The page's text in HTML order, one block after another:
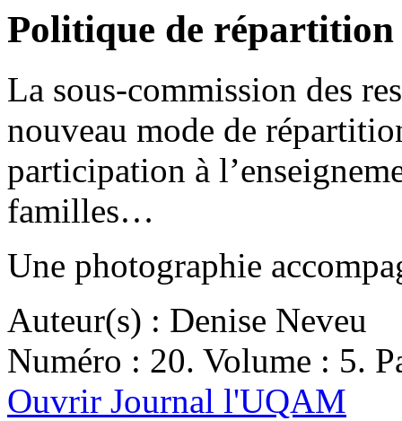
Politique de répartition
La sous-commission des
nouveau mode de
participation à
familles…
Une photographie
Auteur(s) : Denise Neveu
Numéro : 20. Volume : 5.
Ouvrir Journal l'UQAM